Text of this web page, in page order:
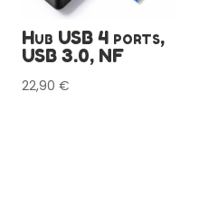
Hub USB 4 ports,
USB 3.0, NF
22,90€